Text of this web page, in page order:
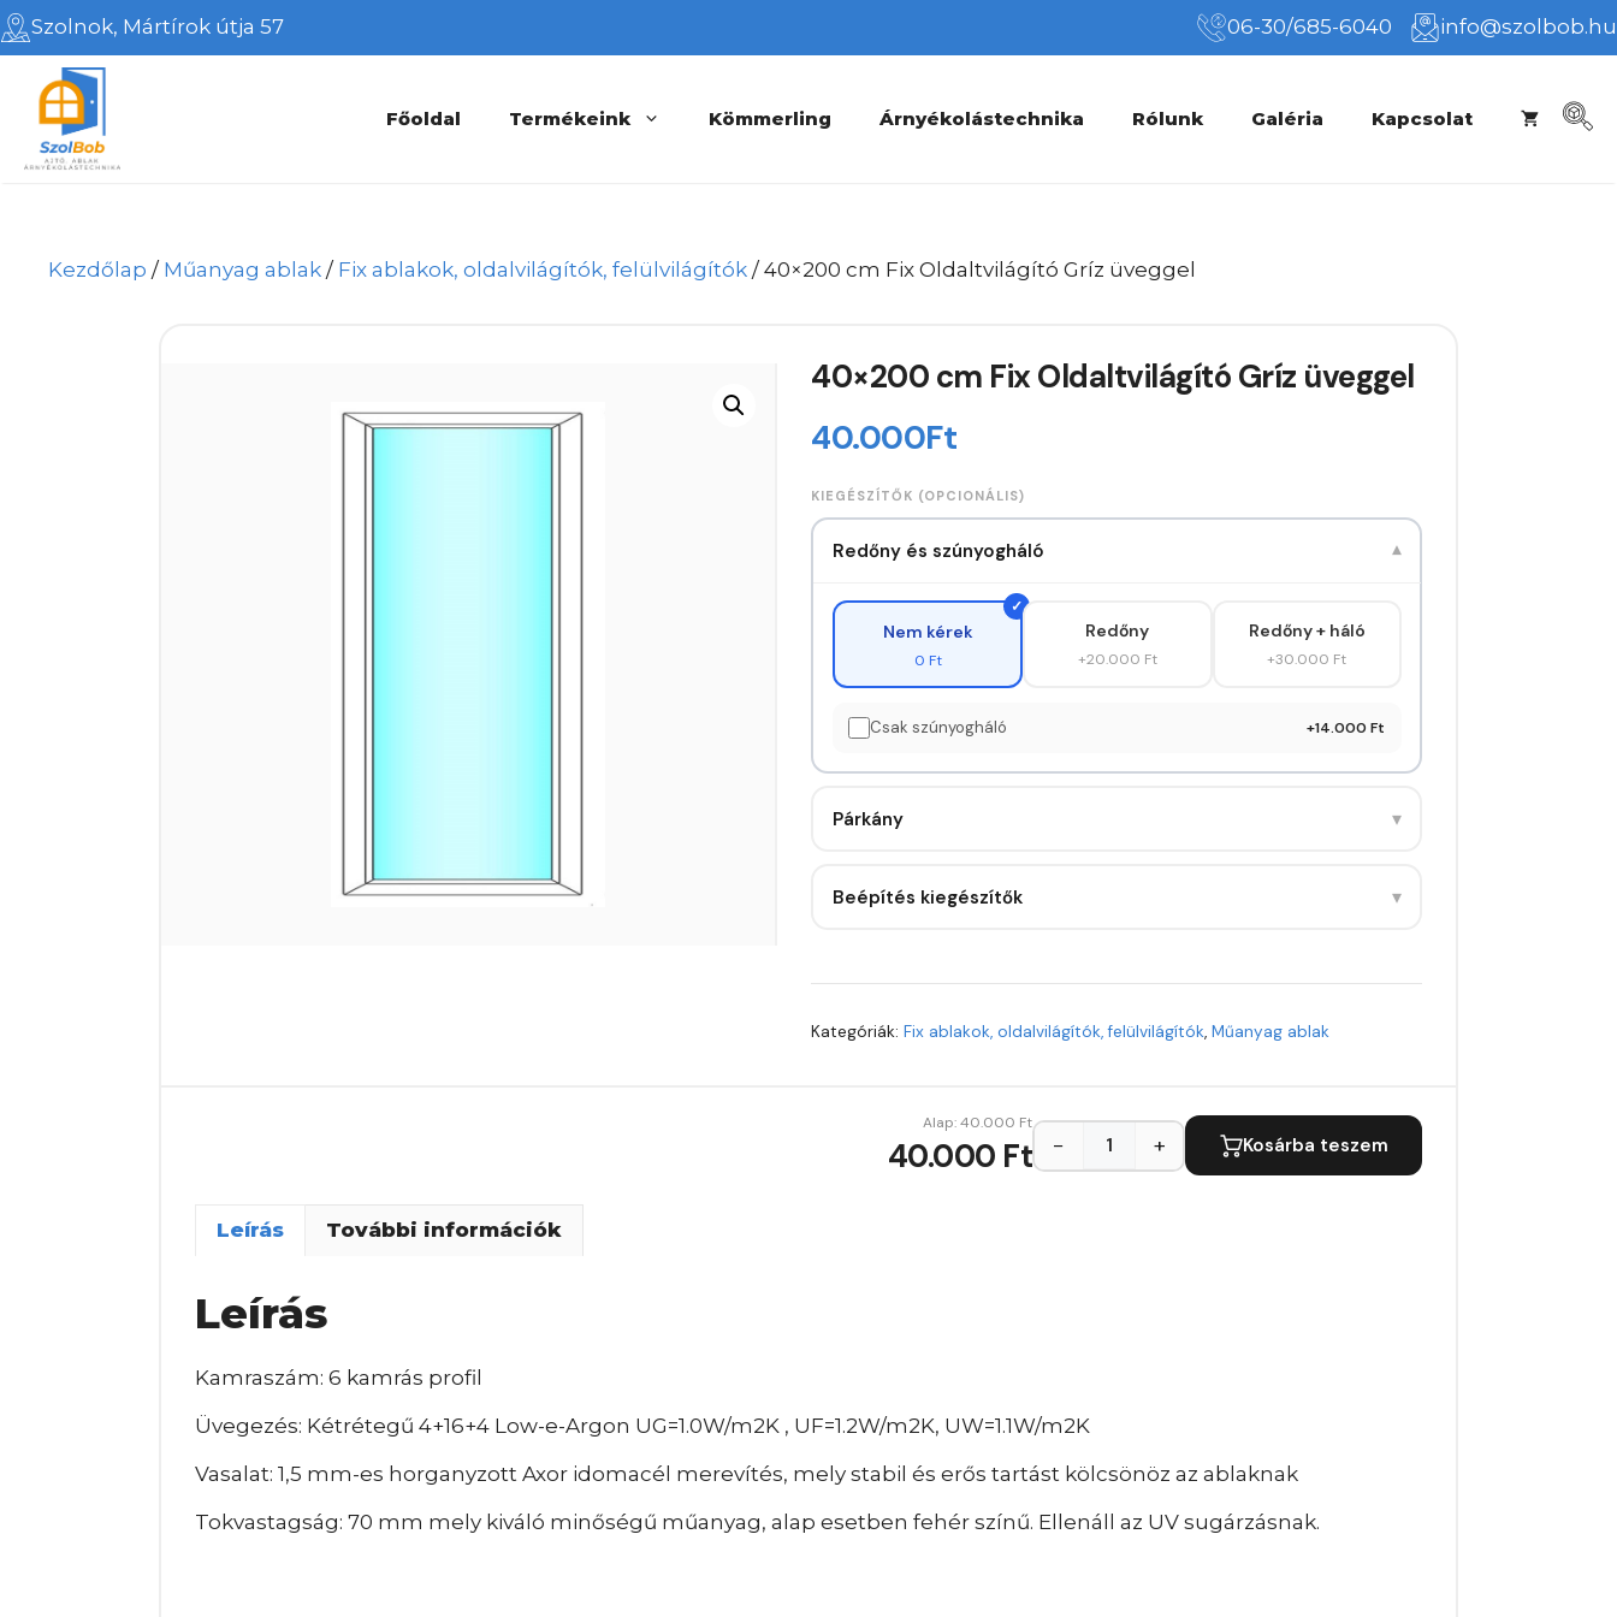
Kilépés
a
tartalomba
Szolnok, Mártírok útja 57 06-30/685-6040 info@szolbob.hu
Főoldal Termékeink Kömmerling Árnyékolástechnika Rólunk Galéria Kapcsolat
Kezdőlap / Műanyag ablak / Fix ablakok, oldalvilágítók, felülvilágítók / 40×200 cm Fix Oldaltvilágító Gríz üveggel
40×200 cm Fix Oldaltvilágító Gríz üveggel
40.000Ft
KIEGÉSZÍTŐK (OPCIONÁLIS)
Redőny és szúnyogháló ▾
Nem kérek
0 Ft
Redőny
+20.000 Ft
Redőny + háló
+30.000 Ft
Csak szúnyogháló +14.000 Ft
Párkány ▾
Beépítés kiegészítők ▾
Kategóriák:Fix ablakok, oldalvilágítók, felülvilágítók,Műanyag ablak
Alap:40.000 Ft
40.000 Ft − + Kosárba teszem
Leírás További információk
Leírás
Kamraszám: 6 kamrás profil
Üvegezés: Kétrétegű 4+16+4 Low-e-Argon UG=1.0W/m2K , UF=1.2W/m2K, UW=1.1W/m2K
Vasalat: 1,5 mm-es horganyzott Axor idomacél merevítés, mely stabil és erős tartást kölcsönöz az ablaknak
Tokvastagság: 70 mm mely kiváló minőségű műanyag, alap esetben fehér színű. Ellenáll az UV sugárzásnak.